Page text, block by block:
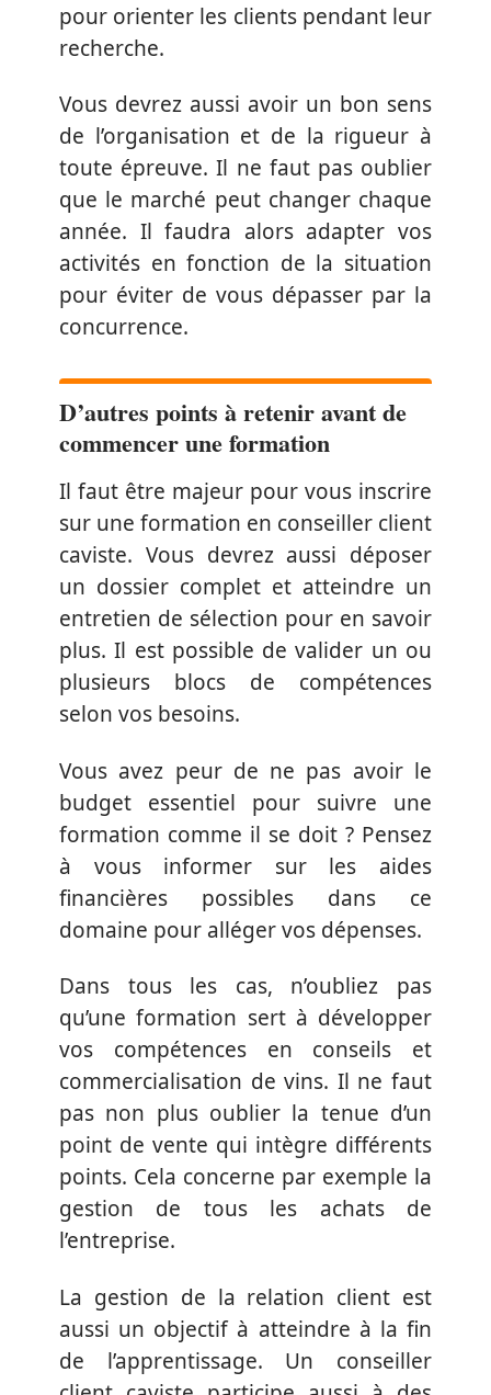
pour orienter les clients pendant leur
recherche.
Vous devrez aussi avoir un bon sens
de l’organisation et de la rigueur à
toute épreuve. Il ne faut pas oublier
que le marché peut changer chaque
année. Il faudra alors adapter vos
activités en fonction de la situation
pour éviter de vous dépasser par la
concurrence.
D’autres points à retenir avant de
commencer une formation
Il faut être majeur pour vous inscrire
sur une formation en conseiller client
caviste. Vous devrez aussi déposer
un dossier complet et atteindre un
entretien de sélection pour en savoir
plus. Il est possible de valider un ou
plusieurs blocs de compétences
selon vos besoins.
Vous avez peur de ne pas avoir le
budget essentiel pour suivre une
formation comme il se doit ? Pensez
à vous informer sur les aides
financières possibles dans ce
domaine pour alléger vos dépenses.
Dans tous les cas, n’oubliez pas
qu’une formation sert à développer
vos compétences en conseils et
commercialisation de vins. Il ne faut
pas non plus oublier la tenue d’un
point de vente qui intègre différents
points. Cela concerne par exemple la
gestion de tous les achats de
l’entreprise.
La gestion de la relation client est
aussi un objectif à atteindre à la fin
de l’apprentissage. Un conseiller